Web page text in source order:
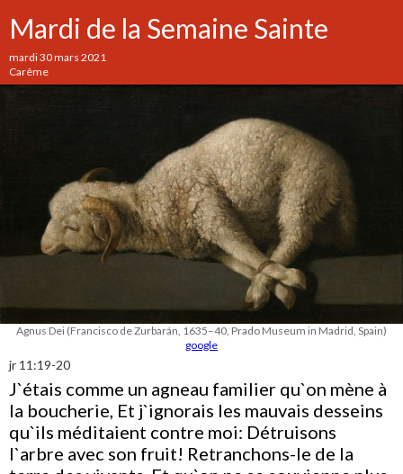
Mardi de la Semaine Sainte
mardi 30 mars 2021
Carême
Agnus Dei (Francisco de Zurbarán, 1635–40, Prado Museum in Madrid, Spain)
google
jr 11:19-20
J`étais comme un agneau familier qu`on mène à
la boucherie, Et j`ignorais les mauvais desseins
qu`ils méditaient contre moi: Détruisons
l`arbre avec son fruit! Retranchons-le de la